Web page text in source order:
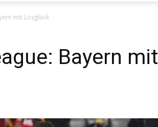
mit Losglück
Bayern mit